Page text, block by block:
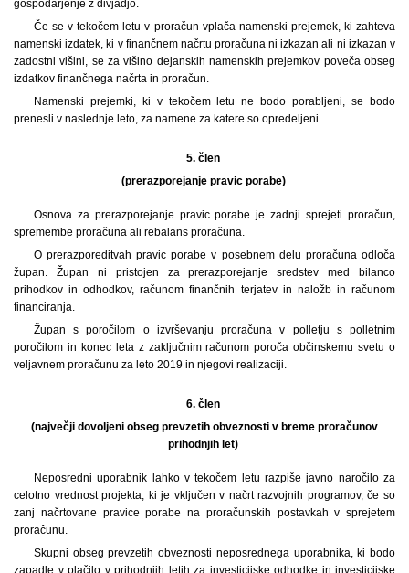
gospodarjenje z divjadjo.
Če se v tekočem letu v proračun vplača namenski prejemek, ki zahteva
namenski izdatek, ki v finančnem načrtu proračuna ni izkazan ali ni izkazan v
zadostni višini, se za višino dejanskih namenskih prejemkov poveča obseg
izdatkov finančnega načrta in proračun.
Namenski prejemki, ki v tekočem letu ne bodo porabljeni, se bodo
prenesli v naslednje leto, za namene za katere so opredeljeni.
5. člen
(prerazporejanje pravic porabe)
Osnova za prerazporejanje pravic porabe je zadnji sprejeti proračun,
spremembe proračuna ali rebalans proračuna.
O prerazporeditvah pravic porabe v posebnem delu proračuna odloča
župan. Župan ni pristojen za prerazporejanje sredstev med bilanco
prihodkov in odhodkov, računom finančnih terjatev in naložb in računom
financiranja.
Župan s poročilom o izvrševanju proračuna v polletju s polletnim
poročilom in konec leta z zaključnim računom poroča občinskemu svetu o
veljavnem proračunu za leto 2019 in njegovi realizaciji.
6. člen
(največji dovoljeni obseg prevzetih obveznosti v breme proračunov
prihodnjih let)
Neposredni uporabnik lahko v tekočem letu razpiše javno naročilo za
celotno vrednost projekta, ki je vključen v načrt razvojnih programov, če so
zanj načrtovane pravice porabe na proračunskih postavkah v sprejetem
proračunu.
Skupni obseg prevzetih obveznosti neposrednega uporabnika, ki bodo
zapadle v plačilo v prihodnjih letih za investicijske odhodke in investicijske